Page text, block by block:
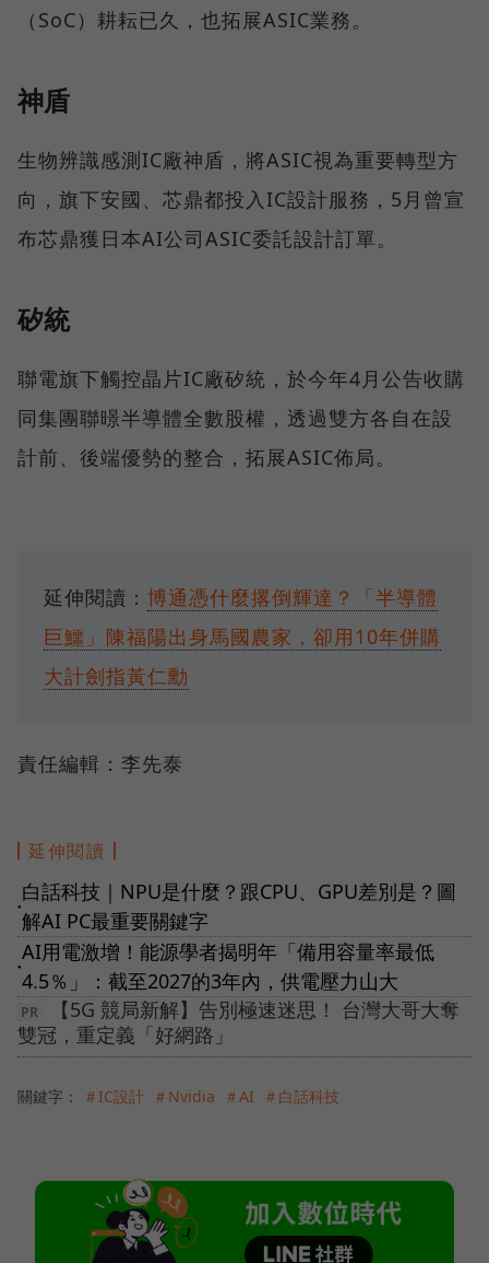
（SoC）耕耘已久，也拓展ASIC業務。
神盾
生物辨識感測IC廠神盾，將ASIC視為重要轉型方
向，旗下安國、芯鼎都投入IC設計服務，5月曾宣
布芯鼎獲日本AI公司ASIC委託設計訂單。
矽統
聯電旗下觸控晶片IC廠矽統，於今年4月公告收購
同集團聯暻半導體全數股權，透過雙方各自在設
計前、後端優勢的整合，拓展ASIC佈局。
延伸閱讀： 博通憑什麼撂倒輝達？「半導體
巨鱷」陳福陽出身馬國農家，卻用10年併購
大計劍指黃仁勳
責任編輯：李先泰
延伸閱讀
●
白話科技｜NPU是什麼？跟CPU、GPU差別是？圖
解AI PC最重要關鍵字
●
AI用電激增！能源學者揭明年「備用容量率最低
4.5％」：截至2027的3年內，供電壓力山大
【5G 競局新解】告別極速迷思！ 台灣大哥大奪
雙冠，重定義「好網路」
關鍵字： ＃IC設計 ＃Nvidia ＃AI ＃白話科技